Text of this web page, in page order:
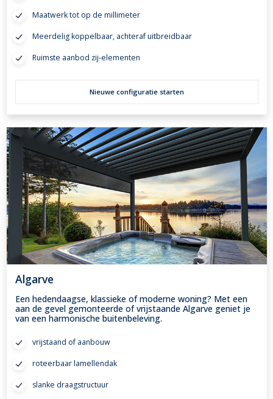
Maatwerk tot op de millimeter
Meerdelig koppelbaar, achteraf uitbreidbaar
Ruimste aanbod zij-elementen
Nieuwe configuratie starten
Algarve
Een hedendaagse, klassieke of moderne woning? Met een
aan de gevel gemonteerde of vrijstaande Algarve geniet je
van een harmonische buitenbeleving.
vrijstaand of aanbouw
roteerbaar lamellendak
slanke draagstructuur